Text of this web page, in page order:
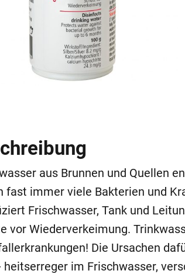
aus Brunnen und Quellen
fast immer viele Bakterien und
Frischwasser, Tank und
vor Wiederverkeimung.
Die Ursachen
heitserreger im Frischwasser,